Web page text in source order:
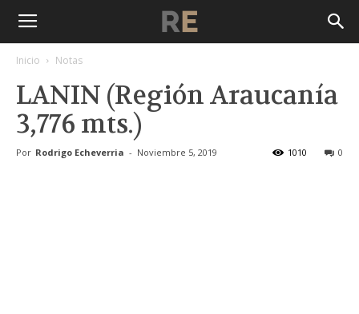
Inicio Notas
LANIN (Región Araucanía
3,776 mts.)
Por Rodrigo Echeverria - Noviembre 5, 2019 0
1010